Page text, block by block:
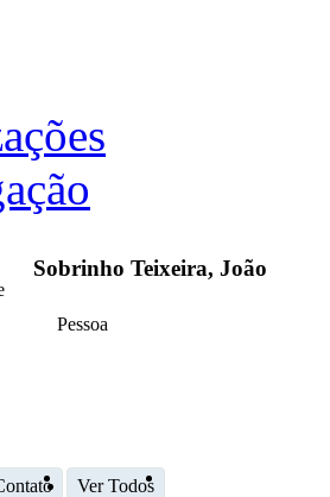
Sobrinho Teixeira, João
Pessoa
Ver Todos